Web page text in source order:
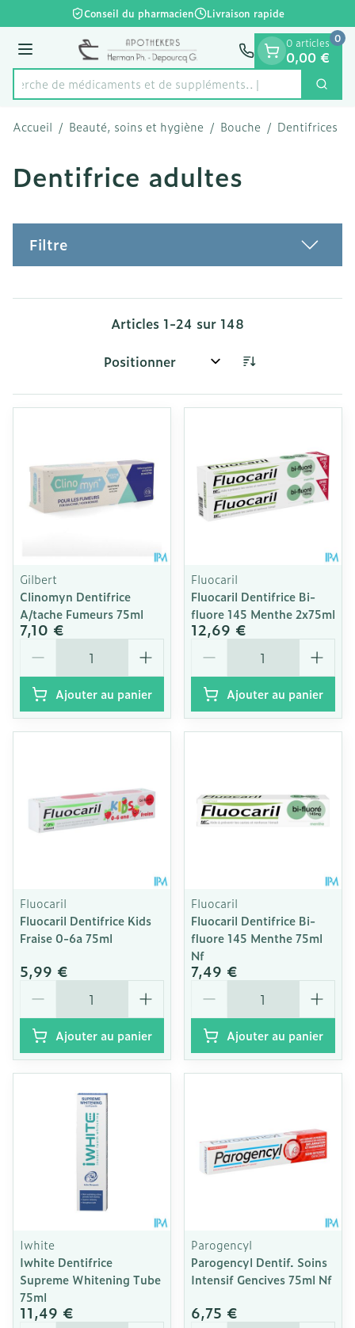
Aller au contenu
1 de 1
Conseil du pharmacien Livraison rapide
Menu
Rechercher
Recherche de médicaments
0 articles
0,00 €
0
Accueil / Beauté, soins et hygiène / Bouche / Dentifrices
Dentifrice adultes
Filtre
Articles 1-24 sur 148
Trier par:
Gilbert
Clinomyn Dentifrice
A/tache Fumeurs 75ml
7,10 €
Ajouter au panier
Fluocaril
Fluocaril Dentifrice Bi-
fluore 145 Menthe 2x75ml
12,69 €
Ajouter au panier
Fluocaril
Fluocaril Dentifrice Kids
Fraise 0-6a 75ml
5,99 €
Ajouter au panier
Fluocaril
Fluocaril Dentifrice Bi-
fluore 145 Menthe 75ml
Nf
7,49 €
Ajouter au panier
Iwhite
Iwhite Dentifrice
Supreme Whitening Tube
75ml
11,49 €
Parogencyl
Parogencyl Dentif. Soins
Intensif Gencives 75ml Nf
6,75 €